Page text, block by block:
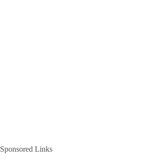
Sponsored Links